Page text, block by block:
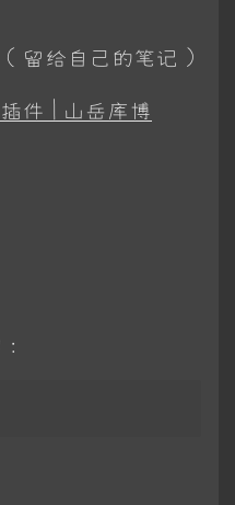
留给自己的笔记）
件 | 山岳库博